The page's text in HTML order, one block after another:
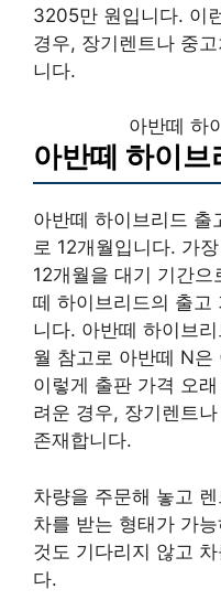
3205만 원입니다. 이
경우, 장기렌트나 중
니다.
아반떼 하
아반떼 하이
아반떼 하이브리드
로 12개월입니다. 가
12개월을 대기 기간
떼 하이브리드의 출고
니다. 아반떼 하이브
월 참고로 아반떼 N은
이렇게 출판 가격 오
려운 경우, 장기렌트
존재합니다.
차량을 주문해 놓고
차를 받는 형태가 가
것도 기다리지 않고
다.